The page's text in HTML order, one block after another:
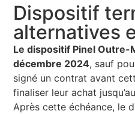
Dispositif
alternatives
Le dispositif Pinel Outre-
décembre 2024, sauf
signé un contrat avant
finaliser leur achat jusqu’au
Après cette échéance, le